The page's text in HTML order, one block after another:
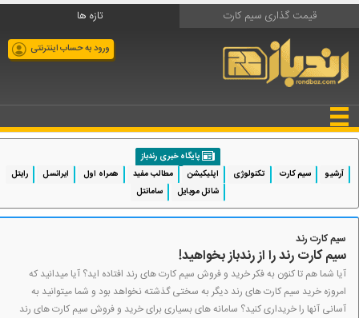
قیمت گذاری سیم کارت تازه ها
ورود به حساب اینترنتی
پایگاه خبری رندباز
آرشیو
سیم کارت تکنولوژی اپلیکیشن مطالب مفید همراه اول ایرانسل
رایتل
شاتل موبایل
سامانتل
سیم کارت رند
سیم کارت رند را از رندباز بخواهید!
آیا شما هم تا کنون به فکر خرید و فروش سیم کارت های رند افتاده اید؟ آیا میدانید که
امروزه خرید سیم کارت های رند دیگر به سختی گذشته نخواهد بود و شما میتوانید به
آسانی آنها را خریداری کنید؟ سامانه های بسیاری برای خرید و فروش سیم کارت های رند